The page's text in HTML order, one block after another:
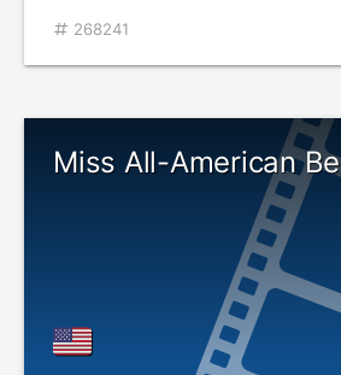
268241
Miss All-American